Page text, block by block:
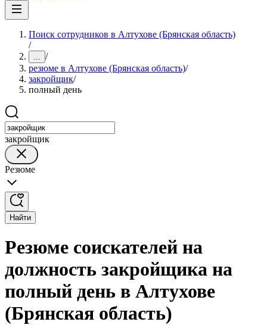
Поиск сотрудников в Алтухове (Брянская область)
/
... /
резюме в Алтухове (Брянская область)/
закройщик/
полный день
закройщик
Резюме
Найти
Резюме соискателей на
должность закройщика на
полный день в Алтухове
(Брянская область)